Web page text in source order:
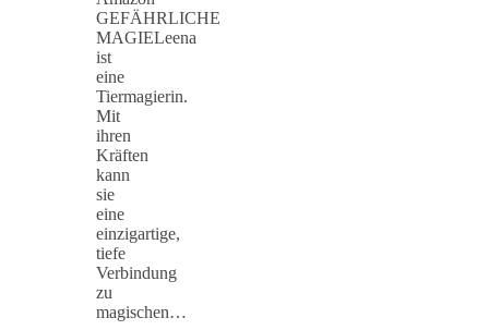
GEFÄHRLICHE
MAGIELeena
ist
eine
Tiermagierin.
Mit
ihren
Kräften
kann
sie
eine
einzigartige,
tiefe
Verbindung
zu
magischen…